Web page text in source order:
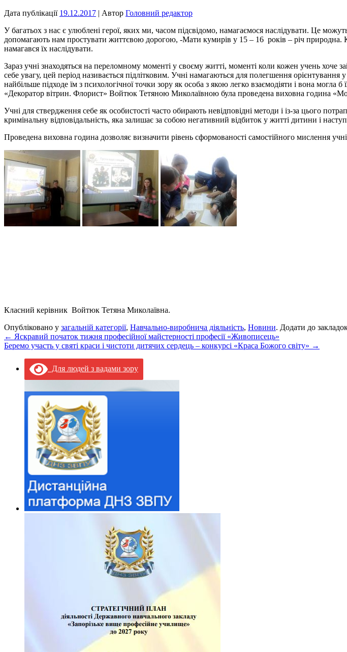
Дата публікації 19.12.2017 | Автор Головний редактор
У багатьох з нас є улюблені герої, яких ми, часом підсвідомо, намагаємося наслідувати. Це
допомагають нам простувати життєвою дорогою, -Мати кумирів у 15 – 16 років – річ
намагався їх наслідувати.
Зараз учні знаходяться на переломному моменті у своєму житті, моменті коли кожен учень хоче
себе увагу, цей період називається підлітковим. Учні намагаються для полегшення
найбільше підходе їм з психологічної точки зору як особа з якою легко взаємодіяти і вона
«Декоратор вітрин. Флорист» Войтюк Тетяною Миколаївною була проведена виховна година
Учні для ствердження себе як особистості часто обирають невідповідні методи і із-за цього
кримінальну відповідальність, яка залишає за собою негативний відбиток у житті дитини і
Проведена виховна година дозволяє визначити рівень сформованості самостійного мислення
Класний керівник Войтюк Тетяна Миколаївна.
Опубліковано у загальній категорії, Навчально-виробнича діяльність, Новини. Додати до
← Яскравий початок тижня професійної майстерності професії «Живописець»
Беремо участь у святі краси і чистоти дитячих сердець – конкурсі «Краса Божого світу» →
Для людей з вадами зору